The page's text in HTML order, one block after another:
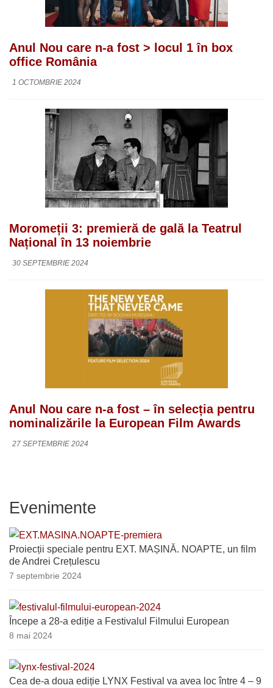
Anul Nou care n-a fost > locul 1 în box
office România
1 OCTOMBRIE 2024
Moromeții 3: premieră de gală la Teatrul
Național în 13 noiembrie
30 SEPTEMBRIE 2024
Anul Nou care n-a fost – în selecția pentru
nominalizările la European Film Awards
27 SEPTEMBRIE 2024
Evenimente
Proiecții speciale pentru EXT. MAȘINĂ. NOAPTE, un film
de Andrei Crețulescu
7 septembrie 2024
Începe a 28-a ediție a Festivalul Filmului European
8 mai 2024
Cea de-a doua ediție LYNX Festival va avea loc între 4 – 9